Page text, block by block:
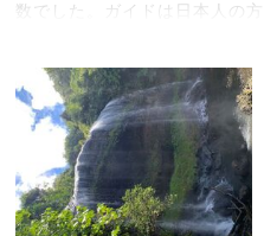
数でした。ガイドは日本人の